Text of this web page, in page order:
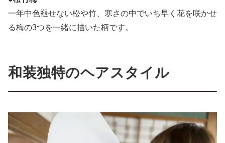
一年中色褪せない松や竹、寒さの中でいち早く花を咲かせ
る梅の3つを一緒に描いた柄です。
和装独特のヘアスタイル